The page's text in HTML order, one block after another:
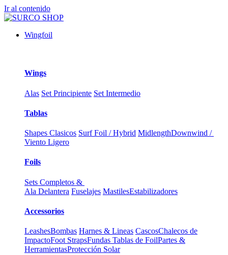
Ir al contenido
Wingfoil
Wings
Alas Set Principiente Set Intermedio
Tablas
Shapes Clasicos Surf Foil / Hybrid MidlengthDownwind /
Viento Ligero
Foils
Sets Completos &
Ala Delantera Fuselajes MastilesEstabilizadores
Accessorios
LeashesBombas Harnes & Lineas CascosChalecos de
ImpactoFoot StrapsFundas Tablas de FoilPartes &
HerramientasProtección Solar